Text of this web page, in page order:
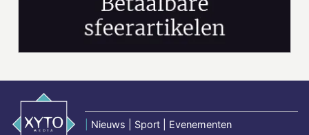
Nieuws | Sport | Evenementen